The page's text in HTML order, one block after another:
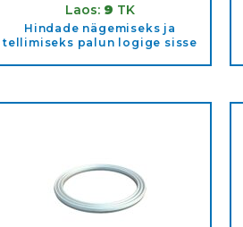
Laos: 9 TK
Hindade nägemiseks ja
tellimiseks palun logige sisse